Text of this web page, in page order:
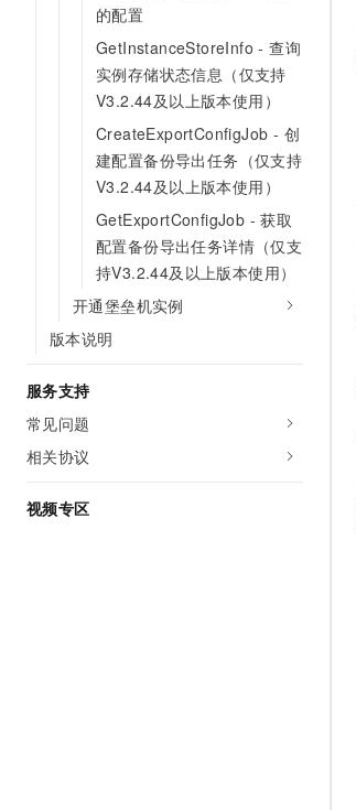
的配置
GetInstanceStoreInfo - 查询
实例存储状态信息（仅支持
V3.2.44及以上版本使用）
CreateExportConfigJob - 创
建配置备份导出任务（仅支持
V3.2.44及以上版本使用）
GetExportConfigJob - 获取
配置备份导出任务详情（仅支
持V3.2.44及以上版本使用）
开通堡垒机实例
版本说明
服务支持
常见问题
相关协议
视频专区